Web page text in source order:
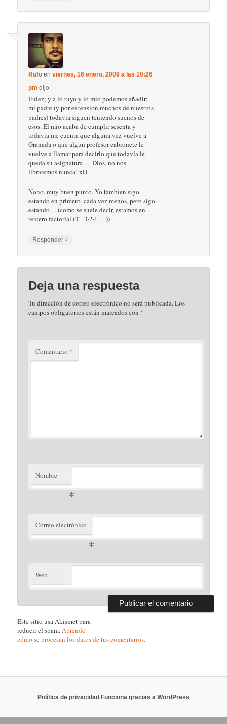
Rufo enviernes, 16 enero, 2009 a las 10:26
pm dijo:
Eulez; y a lo tuyo y lo mio podemos añadir:
mi padre (y por extension muchos de nuestros
padres) todavia siguen teniendo sueños de
esos. El mio acaba de cumplir sesenta y
todavia me cuenta que alguna vez vuelve a
Granada o que algun profesor cabronete le
vuelve a llamar para decirlo que todavía le
queda su asignatura…. Dios, no nos
libraremos nunca! xD
Nono, muy buen punto. Yo tambien sigo
estando en primero, cada vez menos, pero sigo
estando… (como se suele decir, estamos en
tercero factorial (3!=3·2·1….))
Responder ↓
Deja una respuesta
Tu dirección de correo electrónico no será publicada.Los
campos obligatorios están marcados con *
Comentario *
Nombre
*
Correo electrónico
*
Web
Este sitio usa Akismet para
reducir el spam.Aprende
cómo se procesan los datos de tus comentarios.
Política de privacidad Funciona gracias a WordPress